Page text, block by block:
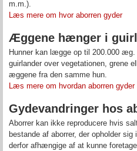
m.m.).
Læs mere om hvor aborren gyder
Æggene hænger i
Hunner kan lægge op til 200.000
guirlander over vegetationen, grene
æggene fra den samme hun.
Læs mere om hvordan aborren gyder
Gydevandringer hos
Aborrer kan ikke reproducere hvis
bestande af aborrer, der opholder
derfor afhængige af at kunne